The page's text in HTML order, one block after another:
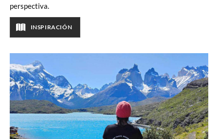
perspectiva.
INSPIRACIÓN